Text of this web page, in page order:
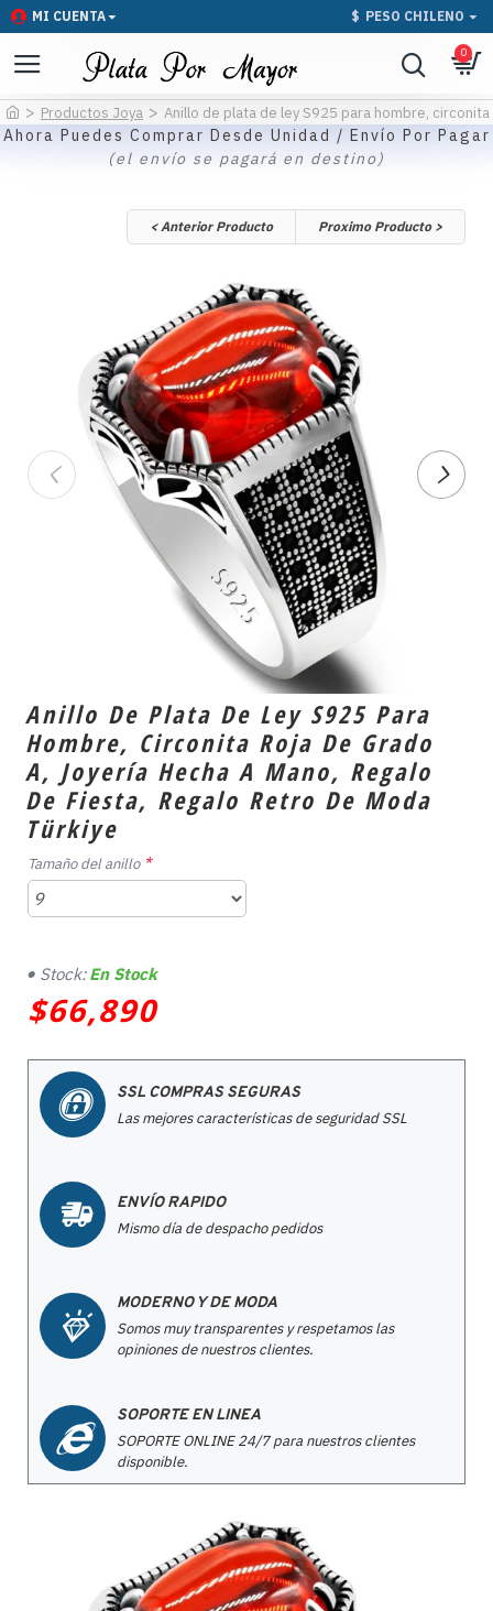
MI CUENTA $ PESO CHILENO
0
Productos Joya Anillo de plata de ley S925 para hombre,
Ahora Puedes Comprar Desde Unidad / Envío Por Pagar
(el envío se pagará en destino)
< Anterior Producto Proximo Producto >
Anillo De Plata De Ley S925 Para
Hombre, Circonita Roja De Grado
A, Joyería Hecha A Mano, Regalo
De Fiesta, Regalo Retro De Moda
Türkiye
$66,890
Stock: En Stock
Tamaño del anillo
SSL COMPRAS SEGURAS
Las mejores características de seguridad SSL
ENVÍO RAPIDO
Mismo día de despacho pedidos
MODERNO Y DE MODA
Somos muy transparentes y respetamos las
opiniones de nuestros clientes.
SOPORTE EN LINEA
SOPORTE ONLINE 24/7 para nuestros clientes
disponible.